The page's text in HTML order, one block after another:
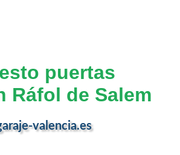
puertas
Ráfol de Salem
valencia.es